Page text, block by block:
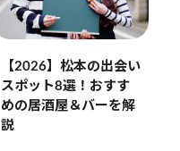
【2026】松本の出会い
スポット8選！おすす
めの居酒屋＆バーを解
説